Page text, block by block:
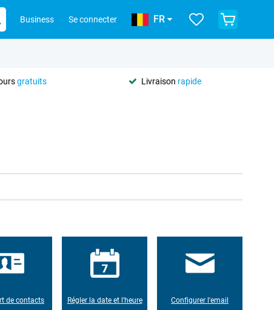
Business Se connecter FR
gratuits Livraison rapide
de contacts Régler la date et l'heure Configurer l'email